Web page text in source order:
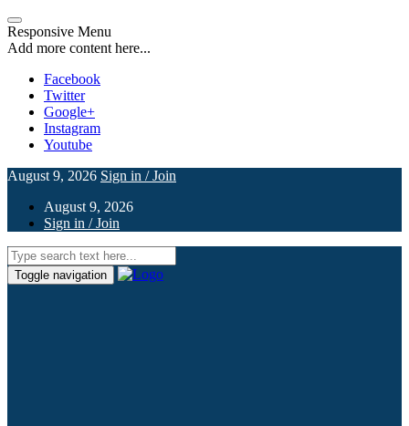
Responsive Menu
Add more content here...
Facebook
Twitter
Google+
Instagram
Youtube
August 9, 2026 Sign in / Join
August 9, 2026
Sign in / Join
Toggle navigation